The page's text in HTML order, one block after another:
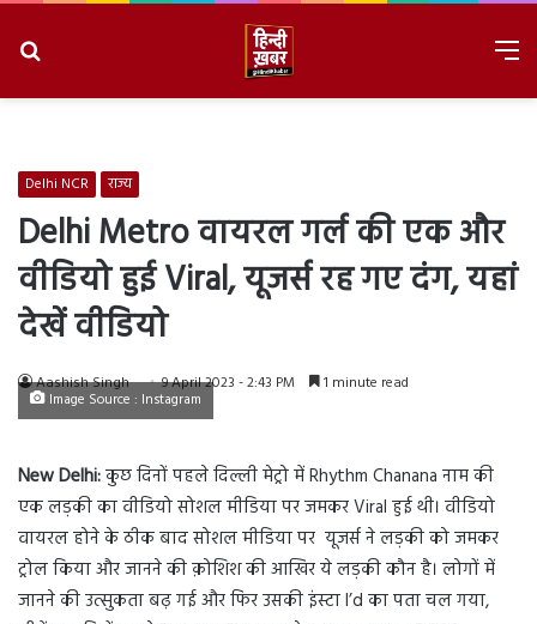
Delhi NCR राज्य
Delhi Metro वायरल गर्ल की एक और
वीडियो हुई Viral, यूजर्स रह गए दंग, यहां
देखें वीडियो
Aashish Singh 9 April 2023 - 2:43 PM 1 minute read
Image Source : Instagram
New Delhi:कुछ दिनों पहले दिल्ली मेट्रो में Rhythm Chanana नाम की
एक लड़की का वीडियो सोशल मीडिया पर जमकर Viral हुई थी। वीडियो
वायरल होने के ठीक बाद सोशल मीडिया पर यूजर्स ने लड़की को जमकर
ट्रोल किया और जानने की क़ोशिश की आखिर ये लड़की कौन है। लोगों में
जानने की उत्सुकता बढ़ गई और फिर उसकी इंस्टा I’d का पता चल गया,